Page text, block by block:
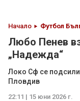
Начало Футбол
Любо Пенев
„Надежда“
Локо Сф се
Пловдив
22:11 | 15 юни 2026 г.